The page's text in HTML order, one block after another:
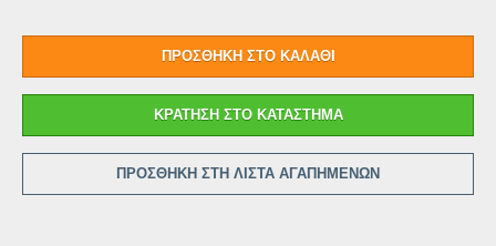
ΠΡΟΣΘΉΚΗ ΣΤΟ ΚΑΛΆΘΙ
ΚΡΆΤΗΣΗ ΣΤΟ ΚΑΤΆΣΤΗΜΑ
ΠΡΟΣΘΉΚΗ ΣΤΗ ΛΊΣΤΑ ΑΓΑΠΗΜΈΝΩΝ